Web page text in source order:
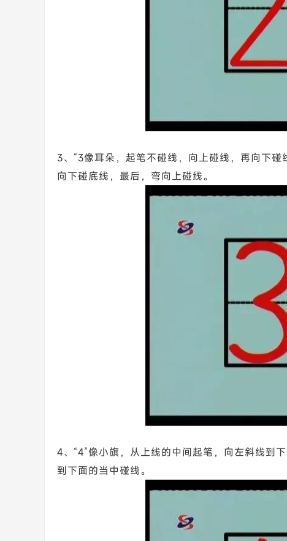
3、“3像耳朵，起笔不碰线，向上碰线，再向下
向下碰底线，最后，弯向上碰线。
4、“4”像小旗，从上线的中间起笔，向左斜线到
到下面的当中碰线。